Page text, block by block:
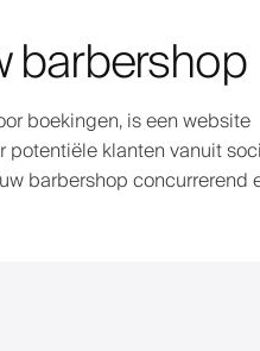
barbershop
boekingen, is een website
potentiële klanten vanuit
barbershop concurrerend